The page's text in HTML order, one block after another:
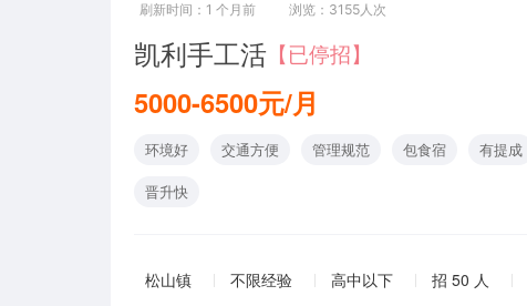
刷新时间：1 个月前 浏览：3155人次
凯利手工活【已停招】
5000-6500元/月
环境好 交通方便 管理规范 包食宿 有提成
晋升快
松山镇 不限经验 高中以下 招 50 人